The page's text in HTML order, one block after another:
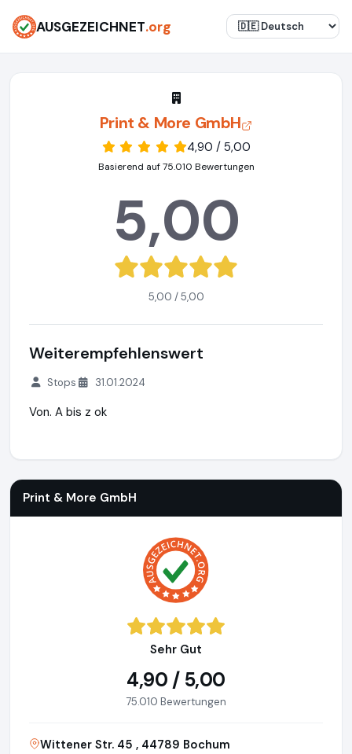
AUSGEZEICHNET.org
Print & More GmbH
4,90 / 5,00
Basierend auf 75.010 Bewertungen
5,00
5,00 / 5,00
Weiterempfehlenswert
Stops 31.01.2024
Von. A bis z ok
Print & More GmbH
Sehr Gut
4,90 / 5,00
75.010 Bewertungen
Wittener Str. 45 , 44789 Bochum